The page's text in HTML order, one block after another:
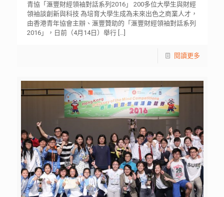
青協「滙豐財經領袖對話系列2016」 200多位大學生與財經
領袖談創新與科技 為培育大學生成為未來出色之商業人才，
由香港青年協會主辦、滙豐贊助的「滙豐財經領袖對話系列
2016」，日前（4月14日）舉行[…]
閱讀更多